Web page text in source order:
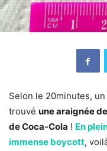
Selon le 20minutes,
trouvé une araignée
de Coca-Cola ! En
immense boycott,